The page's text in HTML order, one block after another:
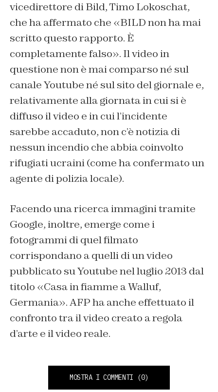
vicedirettore di Bild, Timo Lokoschat,
che ha affermato che «BILD non ha mai
scritto questo rapporto. È
completamente falso». Il video in
questione non è mai comparso né sul
canale Youtube né sul sito del giornale e,
relativamente alla giornata in cui si è
diffuso il video e in cui l’incidente
sarebbe accaduto, non c’è notizia di
nessun incendio che abbia coinvolto
rifugiati ucraini (come ha confermato un
agente di polizia locale).
Facendo una ricerca immagini tramite
Google, inoltre, emerge come i
fotogrammi di quel filmato
corrispondano a quelli di un video
pubblicato su Youtube nel luglio 2013 dal
titolo «Casa in fiamme a Walluf,
Germania». AFP ha anche effettuato il
confronto tra il video creato a regola
d’arte e il video reale.
MOSTRA I COMMENTI (0)